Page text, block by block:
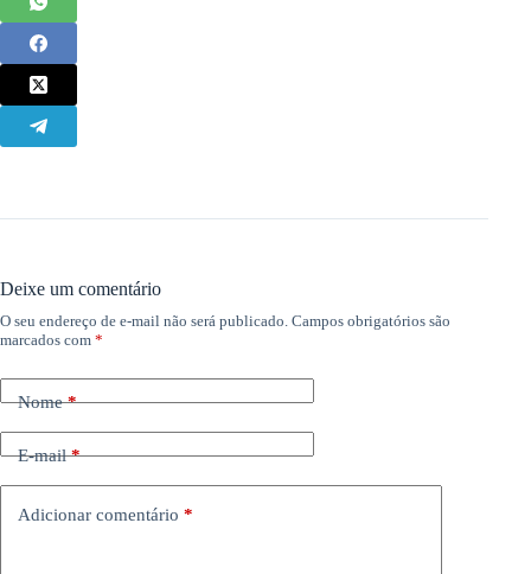
Deixe um comentário
O seu endereço de e-mail não será publicado. Campos obrigatórios são
marcados com *
Nome*
E-mail*
Adicionar comentário *